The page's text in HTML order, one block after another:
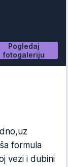
Pogledaj
fotogaleriju
formula
vezi i dubini